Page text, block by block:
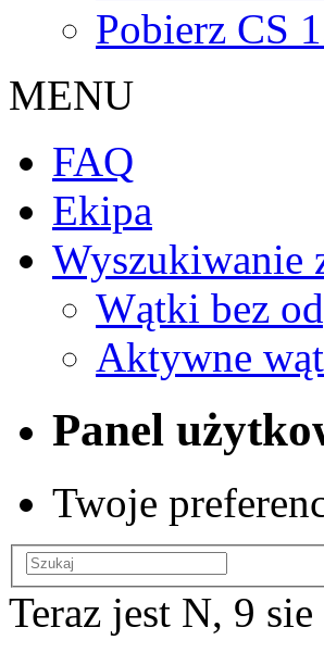
Pobierz CS
MENU
FAQ
Ekipa
Wyszukiwanie
Wątki bez
Aktywne
Panel
Twoje
Teraz jest N, 9